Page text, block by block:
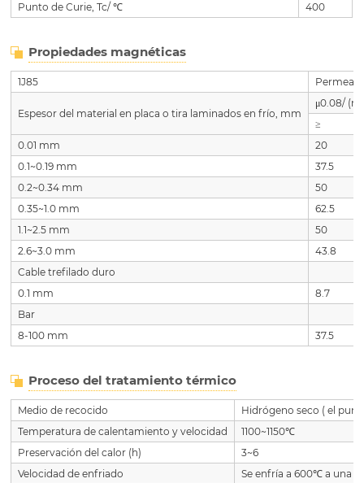
Punto de Curie, Tc/ ℃
400
Propiedades magnéticas
1J85
Espesor del material en placa o tira laminados en frío, mm
μ0.08/
≥
0.01 mm
20
0.1~0.19 mm
37.5
0.2~0.34 mm
50
0.35~1.0 mm
62.5
1.1~2.5 mm
50
2.6~3.0 mm
43.8
Cable trefilado duro
0.1 mm
8.7
Bar
8-100 mm
37.5
Proceso del tratamiento térmico
Medio de recocido
Hidrógeno seco ( el
Temperatura de calentamiento y velocidad
1100~1150℃
Preservación del calor (h)
3~6
Velocidad de enfriado
Se enfría a 600℃ a una